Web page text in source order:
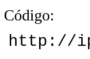
Código:
http://